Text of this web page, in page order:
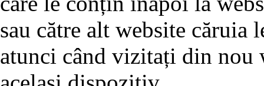
sau către alt website
atunci când vizitați din nou